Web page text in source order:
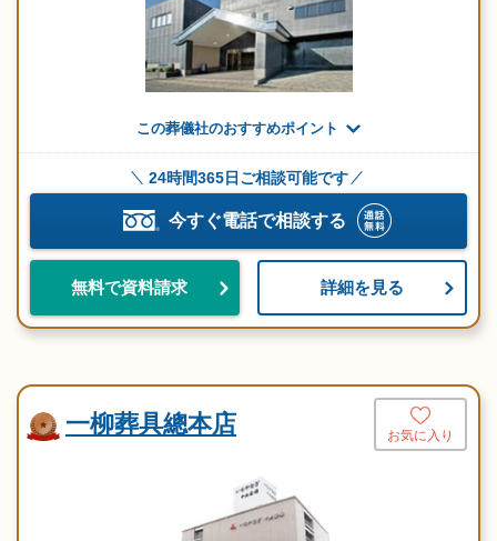
この葬儀社のおすすめポイント
24時間365日ご相談可能です
今すぐ電話で相談する
無料で資料請求 詳細を見る
一柳葬具總本店 お気に入り